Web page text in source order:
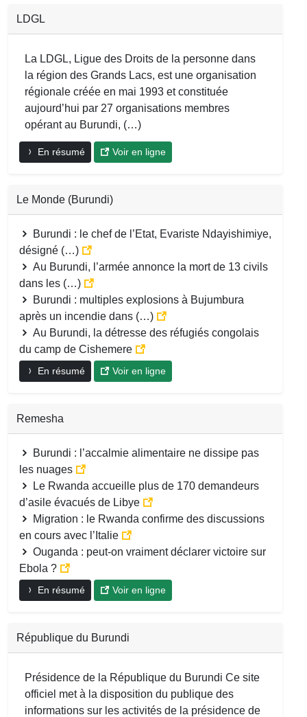
LDGL
La LDGL, Ligue des Droits de la personne dans
la région des Grands Lacs, est une organisation
régionale créée en mai 1993 et constituée
aujourd’hui par 27 organisations membres
opérant au Burundi, (…)
En résumé Voir en ligne
Le Monde (Burundi)
Burundi : le chef de l’Etat, Evariste Ndayishimiye,
désigné (…)
Au Burundi, l’armée annonce la mort de 13 civils
dans les (…)
Burundi : multiples explosions à Bujumbura
après un incendie dans (…)
Au Burundi, la détresse des réfugiés congolais
du camp de Cishemere
En résumé Voir en ligne
Remesha
Burundi : l’accalmie alimentaire ne dissipe pas
les nuages
Le Rwanda accueille plus de 170 demandeurs
d’asile évacués de Libye
Migration : le Rwanda confirme des discussions
en cours avec l’Italie
Ouganda : peut-on vraiment déclarer victoire sur
Ebola ?
En résumé Voir en ligne
République du Burundi
Présidence de la République du Burundi Ce site
officiel met à la disposition du publique des
informations sur les activités de la présidence de